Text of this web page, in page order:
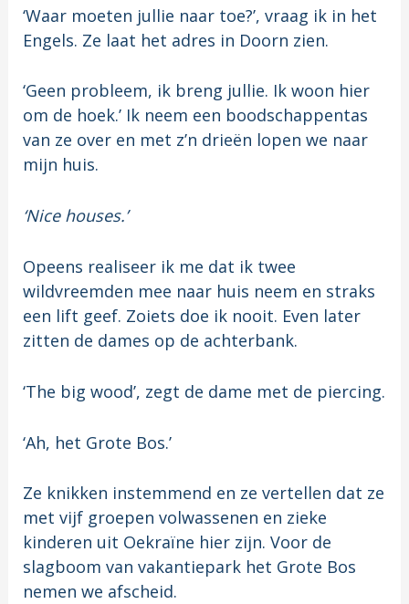
‘Waar moeten jullie naar toe?’, vraag ik in het
Engels. Ze laat het adres in Doorn zien.
‘Geen probleem, ik breng jullie. Ik woon hier
om de hoek.’ Ik neem een boodschappentas
van ze over en met z’n drieën lopen we naar
mijn huis.
‘Nice houses.’
Opeens realiseer ik me dat ik twee
wildvreemden mee naar huis neem en straks
een lift geef. Zoiets doe ik nooit. Even later
zitten de dames op de achterbank.
‘The big wood’, zegt de dame met de piercing.
‘Ah, het Grote Bos.’
Ze knikken instemmend en ze vertellen dat ze
met vijf groepen volwassenen en zieke
kinderen uit Oekraïne hier zijn. Voor de
slagboom van vakantiepark het Grote Bos
nemen we afscheid.